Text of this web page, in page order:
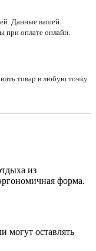
Данные вашей
при оплате онлайн.
товар в любую точку
из
форма.
могут оставлять